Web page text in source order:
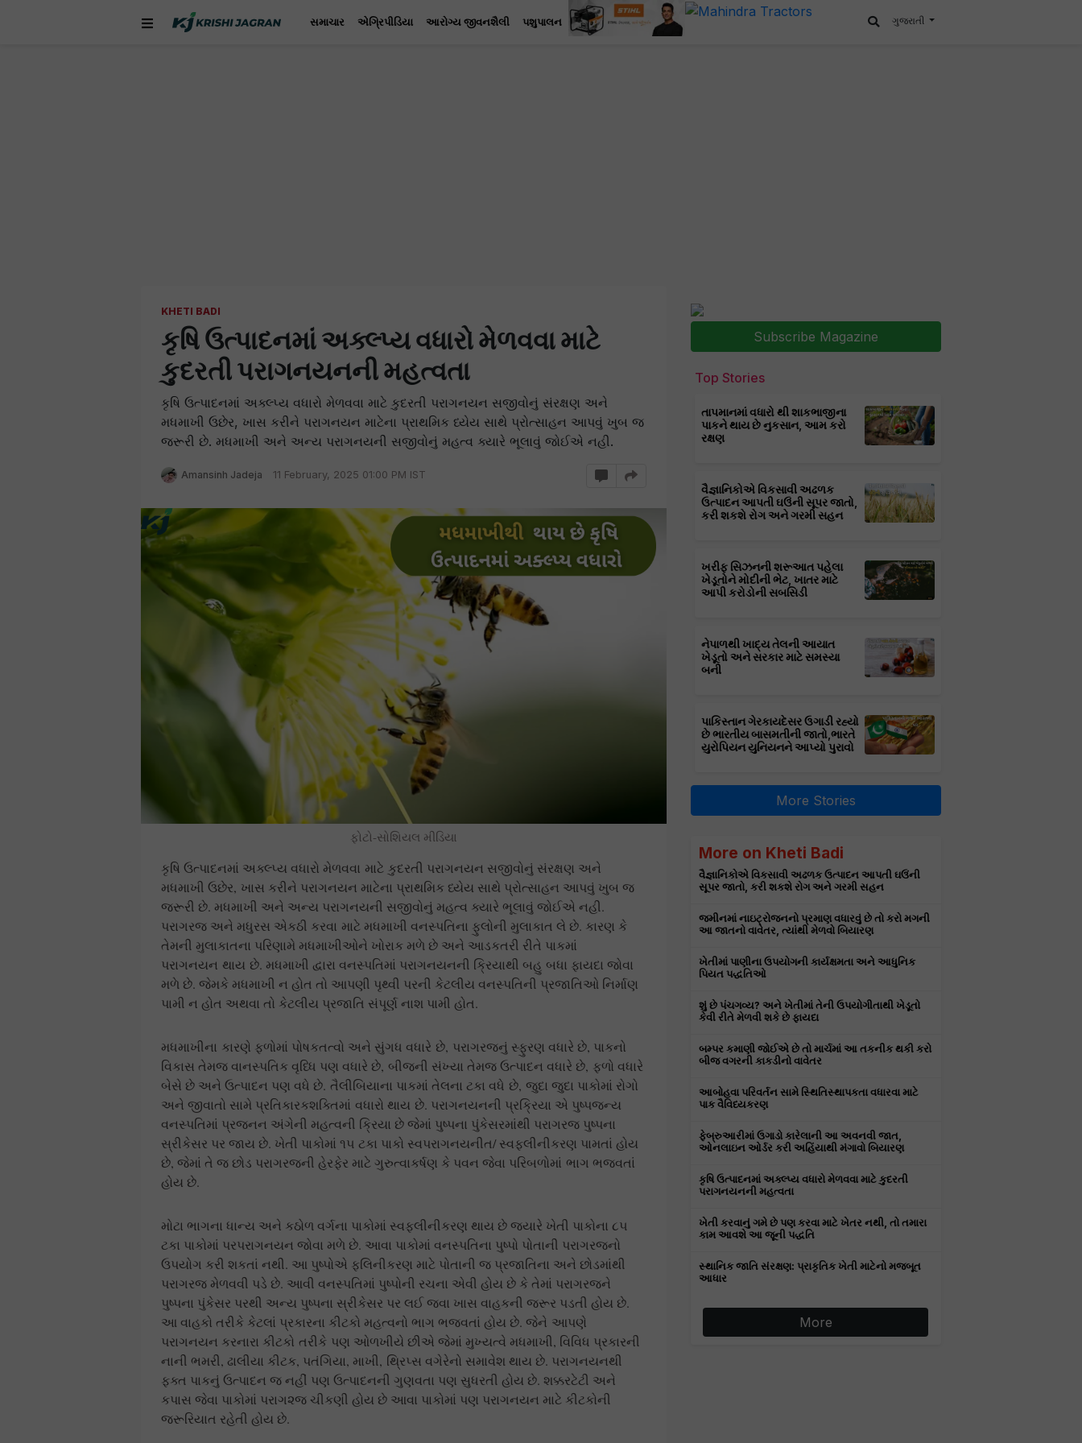
સમાચાર એગ્રિપીડિયા આરોગ્ય જીવનશૈલી પશુપાલન ગુજરાતી
KHETI BADI
કૃષિ ઉત્પાદનમાં અક્લ્પ્ય વધારો મેળવવા માટે
કુદરતી પરાગનયનની મહત્વતા
કૃષિ ઉત્પાદનમાં અક્લ્પ્ય વધારો મેળવવા માટે કુદરતી પરાગનયન સજીવોનું સંરક્ષણ અને
મધમાખી ઉછેર, ખાસ કરીને પરાગનયન માટેના પ્રાથમિક ધ્યેય સાથે પ્રોત્સાહન આપવું ખુબ જ
જરૂરી છે. મધમાખી અને અન્ય પરાગનયની સજીવોનું મહત્વ ક્યારે ભૂલાવું જોઈએ નહી.
Amansinh Jadeja 11 February, 2025 01:00 PM IST
ફોટો-સોશિયલ મીડિયા
કૃષિ ઉત્પાદનમાં અક્લ્પ્ય વધારો મેળવવા માટે કુદરતી પરાગનયન સજીવોનું સંરક્ષણ અને
મધમાખી ઉછેર, ખાસ કરીને પરાગનયન માટેના પ્રાથમિક ધ્યેય સાથે પ્રોત્સાહન આપવું ખુબ જ
જરૂરી છે. મધમાખી અને અન્ય પરાગનયની સજીવોનું મહત્વ ક્યારે ભૂલાવું જોઈએ નહી.
પરાગરજ અને મધુરસ એકઠી કરવા માટે મધમાખી વનસ્પતિના ફુલોની મુલાકાત લે છે. કારણ કે
તેમની મુલાકાતના પરિણામે મધમાખીઓને ખોરાક મળે છે અને આડકતરી રીતે પાકમાં
પરાગનયન થાય છે. મધમાખી દ્વારા વનસ્પતિમાં પરાગનયનની ક્રિયાથી બહુ બધા ફાયદા જોવા
મળે છે. જેમકે મધમાખી ન હોત તો આપણી પૃથ્વી પરની કેટલીય વનસ્પતિની પ્રજાતિઓ નિર્માણ
પામી ન હોત અથવા તો કેટલીય પ્રજાતિ સંપૂર્ણ નાશ પામી હોત.
મધમાખીના કારણે ફળોમાં પોષકતત્વો અને સુંગધ વધારે છે, પરાગરજનું સ્ફુરણ વધારે છે, પાકનો
વિકાસ તેમજ વાનસ્પતિક વૃધ્ધિ પણ વધારે છે, બીજની સંખ્યા તેમજ ઉત્પાદન વધારે છે, ફળો વધારે
બેસે છે અને ઉત્પાદન પણ વધે છે. તૈલીબિયાના પાકમાં તેલના ટકા વધે છે, જુદા જુદા પાકોમાં રોગો
અને જીવાતો સામે પ્રતિકારકશક્તિમાં વધારો થાય છે. પરાગનયનની પ્રક્રિયા એ પુષ્પજન્ય
વનસ્પતિમાં પ્રજનન અંગેની મહત્વની ક્રિયા છે જેમાં પુષ્પના પુંકેસરમાંથી પરાગરજ પુષ્પના
સ્રીકેસર પર જાય છે. ખેતી પાકોમાં ૧૫ ટકા પાકો સ્વપરાગનયનીત/ સ્વફલીનીકરણ પામતાં હોય
છે, જેમાં તે જ છોડ પરાગરજની હેરફેર માટે ગુરુત્વાકર્ષણ કે પવન જેવા પરિબળોમાં ભાગ ભજવતાં
હોય છે.
મોટા ભાગના ધાન્ય અને કઠોળ વર્ગના પાકોમાં સ્વફ્લીનીકરણ થાય છે જયારે ખેતી પાકોના ૮૫
ટકા પાકોમાં પરપરાગનયન જોવા મળે છે. આવા પાકોમાં વનસ્પતિના પુષ્પો પોતાની પરાગરજનો
ઉપયોગ કરી શકતાં નથી. આ પુષ્પોએ ફલિનીકરણ માટે પોતાની જ પ્રજાતિના અને છોડમાંથી
પરાગરજ મેળવવી પડે છે. આવી વનસ્પતિમાં પુષ્પોની રચના એવી હોય છે કે તેમાં પરાગરજને
પુષ્પના પુંકેસર પરથી અન્ય પુષ્પના સ્રીકેસર પર લઈ જવા ખાસ વાહકની જરૂર પડતી હોય છે.
આ વાહકો તરીકે કેટલાં પ્રકારના કીટકો મહત્વનો ભાગ ભજવતાં હોય છે. જેને આપણે
પરાગનયન કરનારા કીટકો તરીકે પણ ઓળખીયે છીએ જેમાં મુખ્યત્વે મધમાખી, વિવિધ પ્રકારની
નાની ભમરી, ઢાલીયા કીટક, પતંગિયા, માખી, થ્રિપ્સ વગેરેનો સમાવેશ થાય છે. પરાગનયનથી
ફક્ત પાકનું ઉત્પાદન જ નહીં પણ ઉત્પાદનની ગુણવતા પણ સુધરતી હોય છે. શક્કરટેટી અને
કપાસ જેવા પાકોમાં પરાગ૨જ ચીકણી હોય છે આવા પાકોમાં પણ પરાગનયન માટે કીટકોની
જરૂરિયાત રહેતી હોય છે.
Subscribe Magazine
Top Stories
તાપમાનમાં વધારો થી શાકભાજીના
પાકને થાય છે નુકસાન, આમ કરો
રક્ષણ
વૈજ્ઞાનિકોએ વિકસાવી અઢળક
ઉત્પાદન આપતી ઘઉંની સૂપર જાતો,
કરી શકશે રોગ અને ગરમી સહન
ખરીફ સિઝનની શરૂઆત પહેલા
ખેડૂતોને મોદીની ભેટ, ખાતર માટે
આપી કરોડોની સબસિડી
નેપાળથી ખાદ્ય તેલની આયાત
ખેડૂતો અને સરકાર માટે સમસ્યા
બની
પાકિસ્તાન ગેરકાયદેસર ઉગાડી રહ્યો
છે ભારતીય બાસમતીની જાતો,ભારતે
યુરોપિયન યુનિયનને આપ્યો પુરાવો
More Stories
More on Kheti Badi
વૈજ્ઞાનિકોએ વિકસાવી અઢળક ઉત્પાદન આપતી ઘઉંની
સૂપર જાતો, કરી શકશે રોગ અને ગરમી સહન
જમીનમાં નાઇટ્રોજનનો પ્રમાણ વધારવું છે તો કરો મગની
આ જાતનો વાવેતર, ત્યાંથી મેળવો બિયારણ
ખેતીમાં પાણીના ઉપયોગની કાર્યક્ષમતા અને આધુનિક
પિયત પદ્ધતિઓ
શું છે પંચગવ્ય? અને ખેતીમાં તેની ઉપયોગીતાથી ખેડૂતો
કેવી રીતે મેળવી શકે છે ફાયદા
બમ્પર કમાણી જોઈએ છે તો માર્ચમાં આ તકનીક થકી કરો
બીજ વગરની કાકડીનો વાવેતર
આબોહવા પરિવર્તન સામે સ્થિતિસ્થાપકતા વધારવા માટે
પાક વૈવિધ્યકરણ
ફેબ્રુઆરીમાં ઉગાડો કારેલાની આ અવનવી જાત,
ઓનલાઇન ઓર્ડર કરી અહિંયાથી મંગાવો બિયારણ
કૃષિ ઉત્પાદનમાં અક્લ્પ્ય વધારો મેળવવા માટે કુદરતી
પરાગનયનની મહત્વતા
ખેતી કરવાનું ગમે છે પણ કરવા માટે ખેતર નથી, તો તમારા
કામ આવશે આ જૂની પદ્ધતિ
સ્થાનિક જાતિ સંરક્ષણ: પ્રાકૃતિક ખેતી માટેનો મજબૂત
આધાર
More